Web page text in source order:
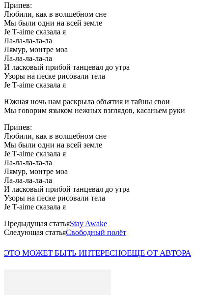
Припев:
Любили, как в волшебном сне
Мы были одни на всей земле
Je T-aime сказала я
Ла-ла-ла-ла-ла
Лямур, монтре моа
Ла-ла-ла-ла-ла
И ласковый прибой танцевал до утра
Узоры на песке рисовали тела
Je T-aime сказала я
Южная ночь нам раскрыла объятия и тайны свои
Мы говорим языком нежных взглядов, касаньем руки
Припев:
Любили, как в волшебном сне
Мы были одни на всей земле
Je T-aime сказала я
Ла-ла-ла-ла-ла
Лямур, монтре моа
Ла-ла-ла-ла-ла
И ласковый прибой танцевал до утра
Узоры на песке рисовали тела
Je T-aime сказала я
Предыдущая статьяStay Awake
Следующая статьяСвободный полёт
ЭТО МОЖЕТ БЫТЬ ИНТЕРЕСНОЕЩЕ ОТ АВТОРА